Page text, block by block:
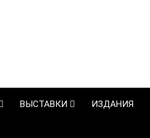
ВЫСТАВКИ ИЗДАНИЯ